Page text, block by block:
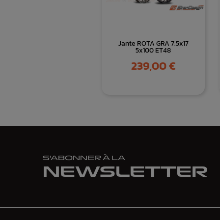
Jante ROTA GRA 7.5x17
5x100 ET48
Prix
239,00 €
S'ABONNER À LA
NEWSLETTER